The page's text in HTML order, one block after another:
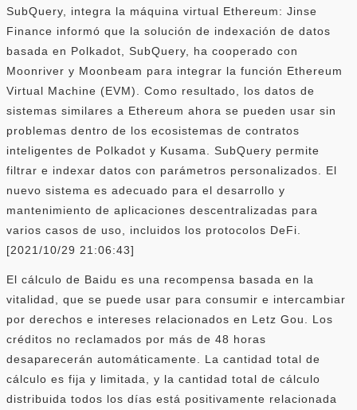
SubQuery, integra la máquina virtual Ethereum: Jinse
Finance informó que la solución de indexación de datos
basada en Polkadot, SubQuery, ha cooperado con
Moonriver y Moonbeam para integrar la función Ethereum
Virtual Machine (EVM). Como resultado, los datos de
sistemas similares a Ethereum ahora se pueden usar sin
problemas dentro de los ecosistemas de contratos
inteligentes de Polkadot y Kusama. SubQuery permite
filtrar e indexar datos con parámetros personalizados. El
nuevo sistema es adecuado para el desarrollo y
mantenimiento de aplicaciones descentralizadas para
varios casos de uso, incluidos los protocolos DeFi.
[2021/10/29 21:06:43]
El cálculo de Baidu es una recompensa basada en la
vitalidad, que se puede usar para consumir e intercambiar
por derechos e intereses relacionados en Letz Gou. Los
créditos no reclamados por más de 48 horas
desaparecerán automáticamente. La cantidad total de
cálculo es fija y limitada, y la cantidad total de cálculo
distribuida todos los días está positivamente relacionada